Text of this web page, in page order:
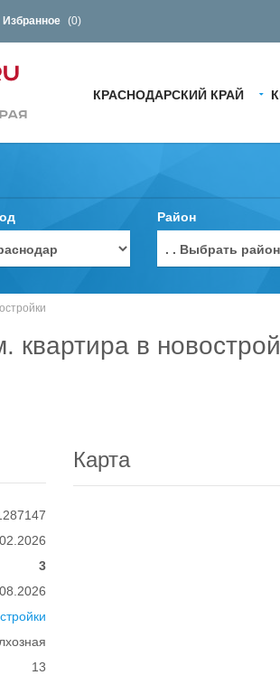
Избранное (0)
КРАСНОДАРСКИЙ КРАЙ
Район
. . Выбрать район
квартира в
3
13
Карта